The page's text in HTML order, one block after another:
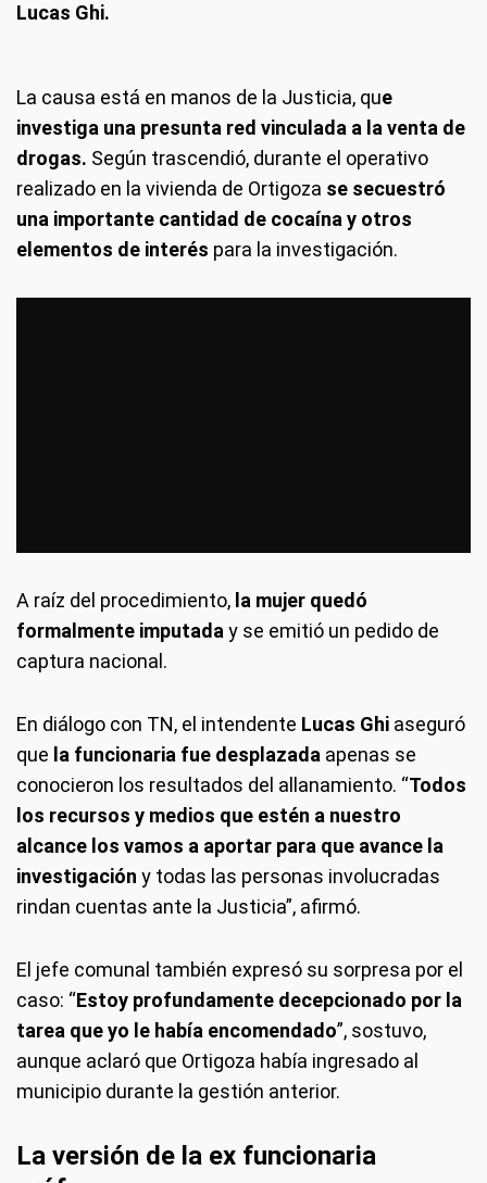
Lucas Ghi.
La causa está en manos de la Justicia, que
investiga una presunta red vinculada a la venta de
drogas. Según trascendió, durante el operativo
realizado en la vivienda de Ortigoza se secuestró
una importante cantidad de cocaína y otros
elementos de interés para la investigación.
A raíz del procedimiento, la mujer quedó
formalmente imputada y se emitió un pedido de
captura nacional.
En diálogo con TN, el intendente Lucas Ghi aseguró
que la funcionaria fue desplazada apenas se
conocieron los resultados del allanamiento. “Todos
los recursos y medios que estén a nuestro
alcance los vamos a aportar para que avance la
investigación y todas las personas involucradas
rindan cuentas ante la Justicia”, afirmó.
El jefe comunal también expresó su sorpresa por el
caso: “Estoy profundamente decepcionado por la
tarea que yo le había encomendado”, sostuvo,
aunque aclaró que Ortigoza había ingresado al
municipio durante la gestión anterior.
La versión de la ex funcionaria